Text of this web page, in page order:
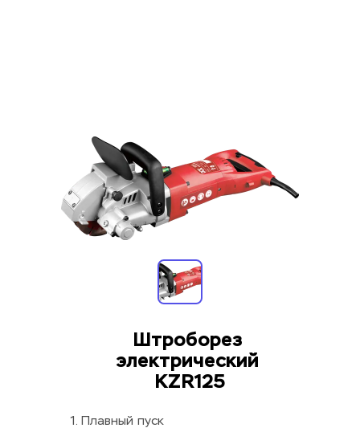
Штроборез
электрический
KZR125
1. Плавный пуск